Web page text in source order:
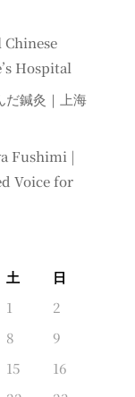
Hospital
だ鍼灸｜上海
Fushimi |
Voice for
土
日
1
2
8
9
15
16